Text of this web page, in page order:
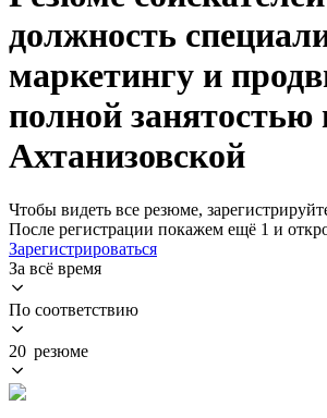
должность
маркетингу и
полной занятостью
Ахтанизовской
Чтобы видеть все резюме,
После регистрации покажем ещё 1 и
Зарегистрироваться
За всё время
По соответствию
20 резюме